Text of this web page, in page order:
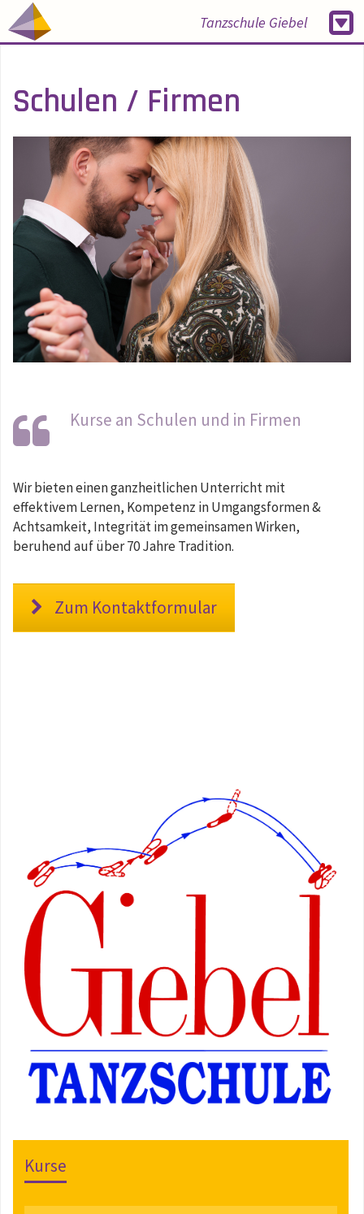
Tanzschule Giebel
Schulen / Firmen
Kurse an Schulen und in Firmen
Wir bieten einen ganzheitlichen Unterricht mit
effektivem Lernen, Kompetenz in Umgangsformen &
Achtsamkeit, Integrität im gemeinsamen Wirken,
beruhend auf über 70 Jahre Tradition.
Zum Kontaktformular
Kurse